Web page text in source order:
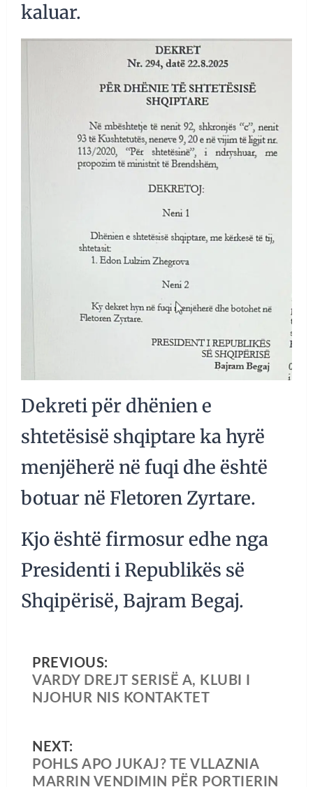
kaluar.
Dekreti për dhënien e
shtetësisë shqiptare ka hyrë
menjëherë në fuqi dhe është
botuar në Fletoren Zyrtare.
Kjo është firmosur edhe nga
Presidenti i Republikës së
Shqipërisë, Bajram Begaj.
PREVIOUS:
VARDY DREJT SERISË A, KLUBI I
NJOHUR NIS KONTAKTET
NEXT:
POHLS APO JUKAJ? TE VLLAZNIA
MARRIN VENDIMIN PËR PORTIERIN